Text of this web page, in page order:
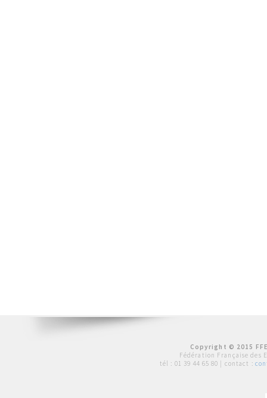
Copyright © 2015
Fédération Française des
tél : 01 39 44 65 80 | contact :